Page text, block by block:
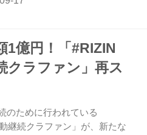
売上の一部がその選手へ還元
やRIZIN.24ポスターセットの
が販売中だ！クラウドファン
の際は、是非『応援コード』
選手を応援しよう！ ≫ RIZIN
ファン みなさん、こんにち
1億円！「#RIZIN
クラファン」再ス
のために行われている
継続クラファン」が、新たな